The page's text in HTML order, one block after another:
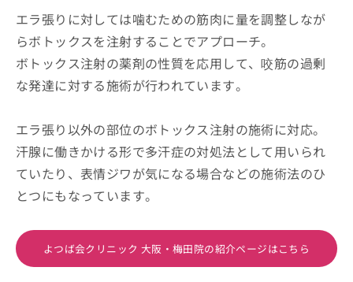
エラ張りに対しては噛むための筋肉に量を調整しなが
らボトックスを注射することでアプローチ。
ボトックス注射の薬剤の性質を応用して、咬筋の過剰
な発達に対する施術が行われています。
エラ張り以外の部位のボトックス注射の施術に対応。
汗腺に働きかける形で多汗症の対処法として用いられ
ていたり、表情ジワが気になる場合などの施術法のひ
とつにもなっています。
よつば会クリニック 大阪・梅田院の紹介ページはこちら